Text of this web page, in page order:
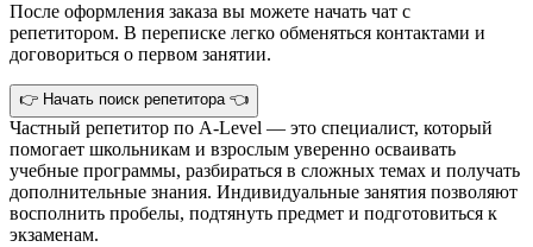
После оформления заказа вы можете начать чат с
репетитором. В переписке легко обменяться контактами и
договориться о первом занятии.
👉 Начать поиск репетитора 👈
Частный репетитор по A-Level — это специалист, который
помогает школьникам и взрослым уверенно осваивать
учебные программы, разбираться в сложных темах и получать
дополнительные знания. Индивидуальные занятия позволяют
восполнить пробелы, подтянуть предмет и подготовиться к
экзаменам.